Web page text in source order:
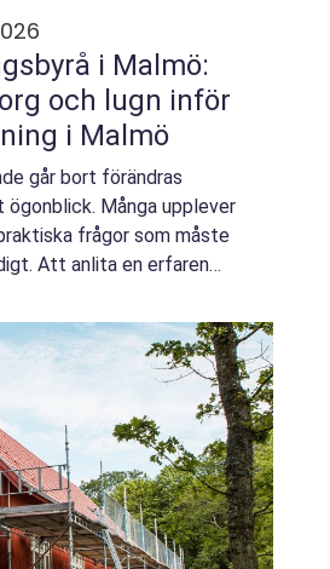
i Malmö:
och lugn inför
i Malmö
går bort förändras
ögonblick. Många upplever
frågor som måste
Att anlita en erfaren